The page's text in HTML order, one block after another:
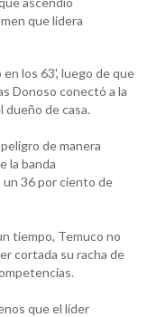
que lidera
los 63', luego de que
Donoso conectó a la
dueño de casa.
de manera
la banda
un 36 por ciento de
tiempo, Temuco no
cortada su racha de
que el líder